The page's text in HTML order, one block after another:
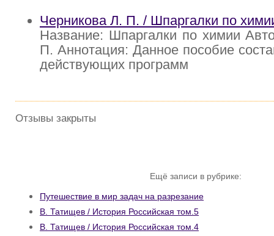
Черникова Л. П. / Шпаргалки по
Название: Шпаргалки по химии
П. Аннотация: Данное пособие
действующих программ
Отзывы закрыты
Ещё записи в рубрике:
Путешествие в мир задач на разрезание
В. Татищев / История Российская том.5
В. Татищев / История Российская том.4